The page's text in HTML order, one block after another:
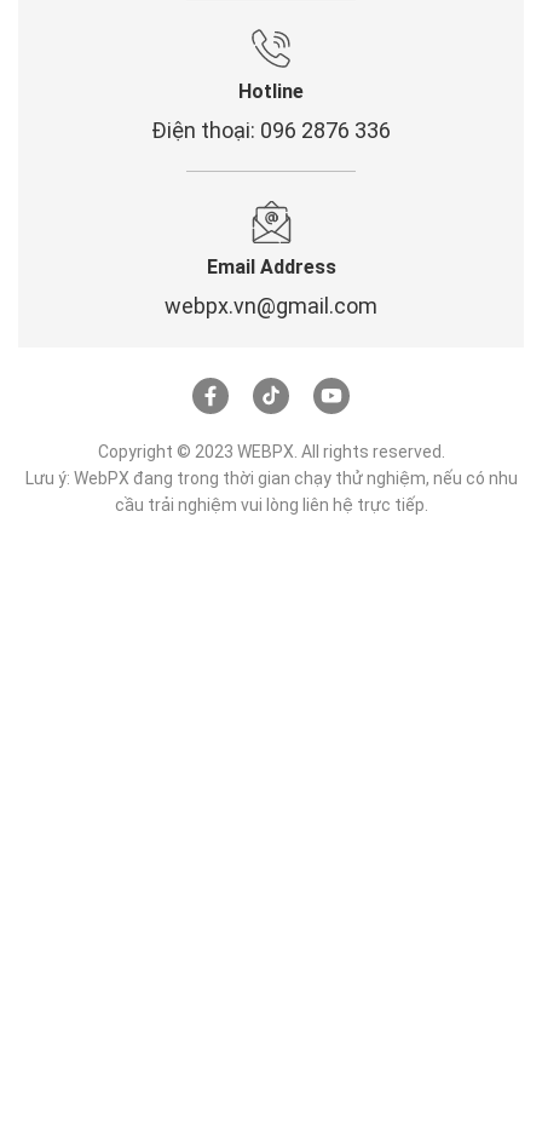
Hotline
Điện thoại: 096 2876 336
Email Address
webpx.vn@gmail.com
Copyright © 2023 WEBPX. All rights reserved.
Lưu ý: WebPX đang trong thời gian chạy thử nghiệm, nếu có nhu
cầu trải nghiệm vui lòng liên hệ trực tiếp.